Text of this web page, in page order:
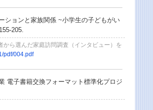
ションと家族関係 ~小学生の子どもがい
205.
から選んだ家庭訪問調査（インタビュー）を
pdf/004.pdf
電子書籍交換フォーマット標準化プロジ